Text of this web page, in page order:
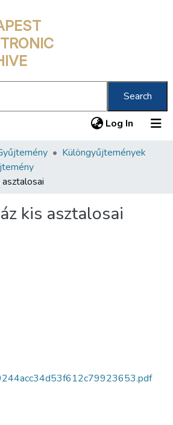
Search
Log In (current)
Különgyűjtemények
kis asztalosai